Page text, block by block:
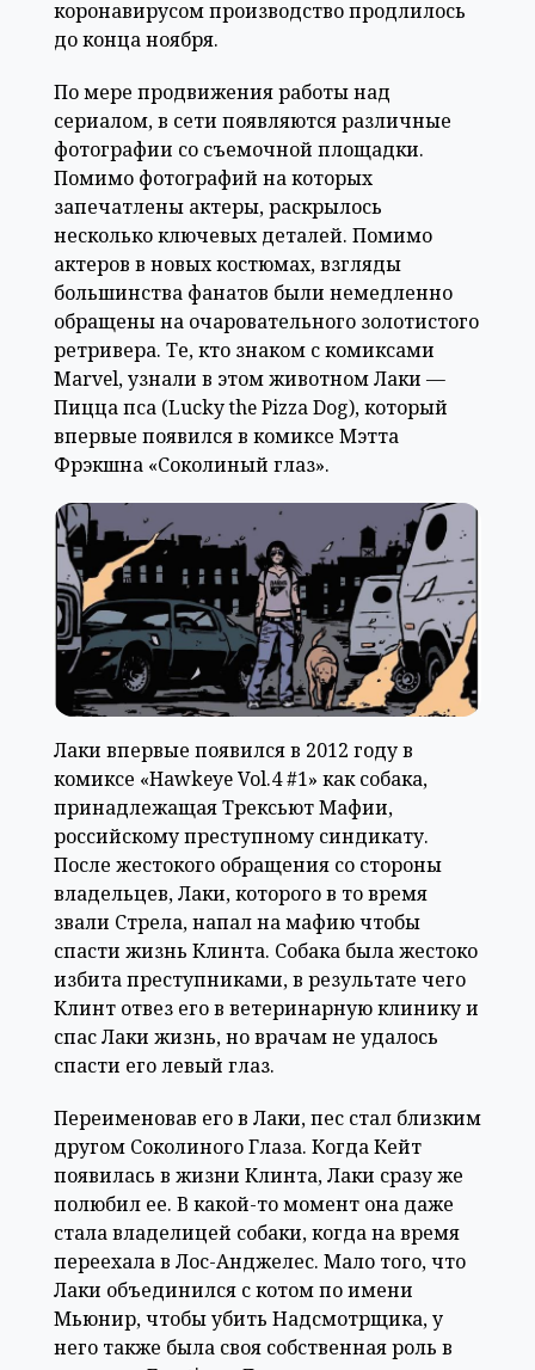
коронавирусом производство продлилось
до конца ноября.
По мере продвижения работы над
сериалом, в сети появляются различные
фотографии со съемочной площадки.
Помимо фотографий на которых
запечатлены актеры, раскрылось
несколько ключевых деталей. Помимо
актеров в новых костюмах, взгляды
большинства фанатов были немедленно
обращены на очаровательного золотистого
ретривера. Те, кто знаком с комиксами
Marvel, узнали в этом животном Лаки —
Пицца пса (Lucky the Pizza Dog), который
впервые появился в комиксе Мэтта
Фрэкшна «Соколиный глаз».
Лаки впервые появился в 2012 году в
комиксе «Hawkeye Vol.4 #1» как собака,
принадлежащая Трексьют Мафии,
российскому преступному синдикату.
После жестокого обращения со стороны
владельцев, Лаки, которого в то время
звали Стрела, напал на мафию чтобы
спасти жизнь Клинта. Собака была жестоко
избита преступниками, в результате чего
Клинт отвез его в ветеринарную клинику и
спас Лаки жизнь, но врачам не удалось
спасти его левый глаз.
Переименовав его в Лаки, пес стал близким
другом Соколиного Глаза. Когда Кейт
появилась в жизни Клинта, Лаки сразу же
полюбил ее. В какой-то момент она даже
стала владелицей собаки, когда на время
переехала в Лос-Анджелес. Мало того, что
Лаки объединился с котом по имени
Мьюнир, чтобы убить Надсмотрщика, у
него также была своя собственная роль в